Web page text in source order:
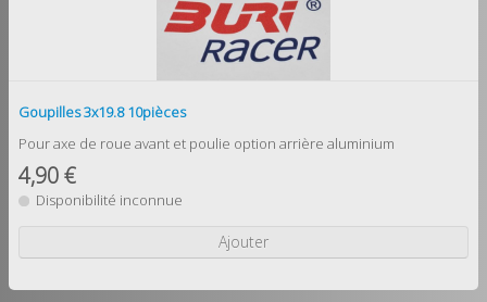
Goupilles 3x19.8 10pièces
Pour axe de roue avant et poulie option arrière aluminium
4,90 €
Disponibilité inconnue
Ajouter